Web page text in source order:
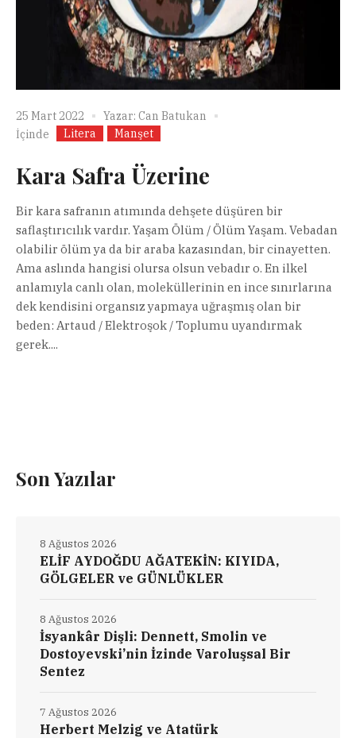
25 Mart 2022 Yazar: Can Batukan
İçinde
Litera Manşet
Kara Safra Üzerine
Bir kara safranın atımında dehşete düşüren bir
saflaştırıcılık vardır. Yaşam Ölüm / Ölüm Yaşam. Vebadan
olabilir ölüm ya da bir araba kazasından, bir cinayetten.
Ama aslında hangisi olursa olsun vebadır o. En ilkel
anlamıyla canlı olan, moleküllerinin en ince sınırlarına
dek kendisini organsız yapmaya uğraşmış olan bir
beden: Artaud / Elektroşok / Toplumu uyandırmak
gerek....
Son Yazılar
ELİF AYDOĞDU AĞATEKİN: KIYIDA,
GÖLGELER ve GÜNLÜKLER
8 Ağustos 2026
İsyankâr Dişli: Dennett, Smolin ve
Dostoyevski’nin İzinde Varoluşsal Bir
Sentez
8 Ağustos 2026
Herbert Melzig ve Atatürk
7 Ağustos 2026